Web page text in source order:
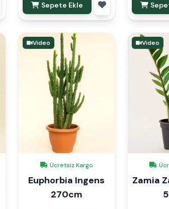
Sepete Ekle
Video
Ücretsiz Kargo
Euphorbia Ingens
270cm
Video
Zamia